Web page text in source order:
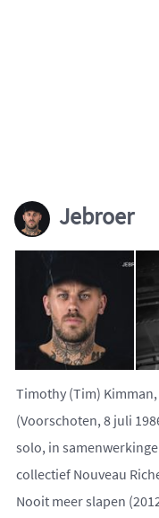
Jebroer
Timothy (Tim)
(Voorschoten, 8 juli
solo, in
collectief Nouveau
Nooit meer slapen